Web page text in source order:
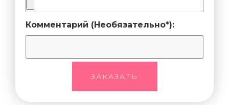
Комментарий (Необязательно*):